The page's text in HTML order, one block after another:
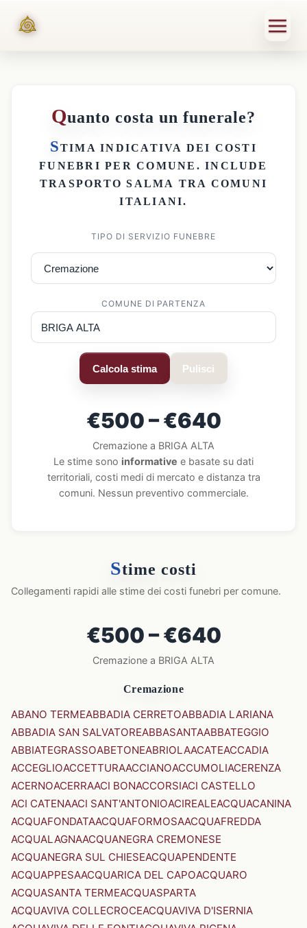
Quanto costa un funerale?
STIMA INDICATIVA DEI COSTI
FUNEBRI PER COMUNE . INCLUDE
TRASPORTO SALMA TRA COMUNI
ITALIANI.
TIPO DI SERVIZIO FUNEBRE
COMUNE DI PARTENZA
Calcola stima Pulisci
€500 – €640
Cremazione a BRIGA ALTA
Le stime sono informative e basate su dati
territoriali, costi medi di mercato e distanza tra
comuni. Nessun preventivo commerciale.
Stime costi
Collegamenti rapidi alle stime dei costi funebri per comune.
€500 – €640
Cremazione a BRIGA ALTA
Cremazione
ABANO TERMEABBADIA CERRETOABBADIA LARIANA
ABBADIA SAN SALVATOREABBASANTAABBATEGGIO
ABBIATEGRASSOABETONEABRIOLAACATEACCADIA
ACCEGLIOACCETTURAACCIANOACCUMOLIACERENZA
ACERNOACERRAACI BONACCORSIACI CASTELLO
ACI CATENAACI SANT'ANTONIOACIREALEACQUACANINA
ACQUAFONDATAACQUAFORMOSAACQUAFREDDA
ACQUALAGNAACQUANEGRA CREMONESE
ACQUANEGRA SUL CHIESEACQUAPENDENTE
ACQUAPPESAACQUARICA DEL CAPOACQUARO
ACQUASANTA TERMEACQUASPARTA
ACQUAVIVA COLLECROCEACQUAVIVA D'ISERNIA